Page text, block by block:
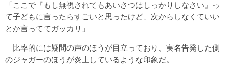
「ここで『もし無視されてもあいさつはしっかりしなさい』っ
て子どもに言ったらすごいと思ったけど、次からしなくていい
とか言っててガッカリ」
比率的には疑問の声のほうが目立っており、実名告発した側
のジャガーのほうが炎上しているような印象だ。